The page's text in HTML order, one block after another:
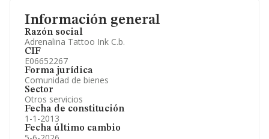
Información general
Razón social
Adrenalina Tattoo Ink C.b.
CIF
E06652267
Forma jurídica
Comunidad de bienes
Sector
Otros servicios
Fecha de constitución
1-1-2013
Fecha último cambio
Información oficial y registral complementaria.